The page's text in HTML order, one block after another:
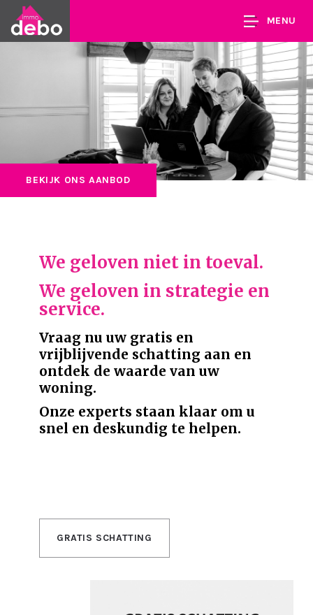
MENU
BEKIJK ONS AANBOD
We geloven niet in toeval.
We geloven in strategie en
service.
Vraag nu uw gratis en
vrijblijvende schatting aan en
ontdek de waarde van uw
woning.
Onze experts staan klaar om u
snel en deskundig te helpen.
GRATIS SCHATTING